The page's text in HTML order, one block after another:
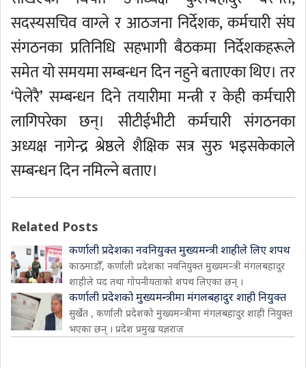
सदस्यसचिव वाग्ले र आठजना निर्देशक, कर्मचारी संघ
संगठनका प्रतिनिधि सहभागी बैठकमा निर्देशकहरूले
समेत यो समयमा सम्बन्धन दिन नहुने बताएका थिए। तर
‘पेलेरै’ सम्बन्धन दिने तयारीमा मन्त्री र केही कर्मचारी
लागिपरेका छन्। सीटीईभीटी कर्मचारी संगठनका
अध्यक्ष नागेन्द्र श्रेष्ठले शैक्षिक सत्र सुरु भइसकेकाले
सम्बन्धन दिन नमिल्ने बताए।
Related Posts
कर्णाली प्रदेशका नवनियुक्त मुख्यमन्त्री शाहीले लिए शपथ
काठमाडौँ, कर्णाली प्रदेशका नवनियुक्त मुख्यमन्त्री मंगलबहादुर
शाहीले पद तथा गोपनीयताको शपथ लिएका छन् ।
कर्णाली प्रदेशको मुख्यमन्त्रीमा मंगलबहादुर शाही नियुक्त
सुर्खेत , कर्णाली प्रदेशको मुख्यमन्त्रीमा मंगलबहादुर शाही नियुक्त
भएका छन् । प्रदेश प्रमुख यज्ञराज